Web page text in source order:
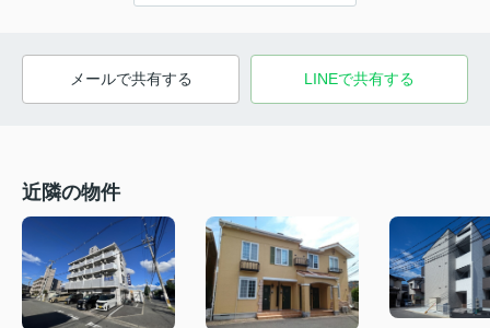
メールで共有する LINEで共有する
近隣の物件